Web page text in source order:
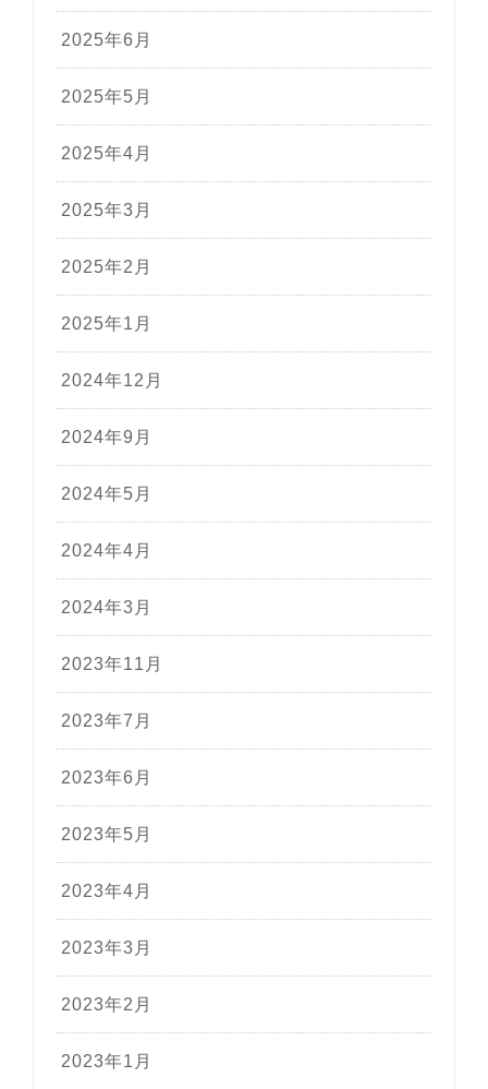
2025年6月
2025年5月
2025年4月
2025年3月
2025年2月
2025年1月
2024年12月
2024年9月
2024年5月
2024年4月
2024年3月
2023年11月
2023年7月
2023年6月
2023年5月
2023年4月
2023年3月
2023年2月
2023年1月